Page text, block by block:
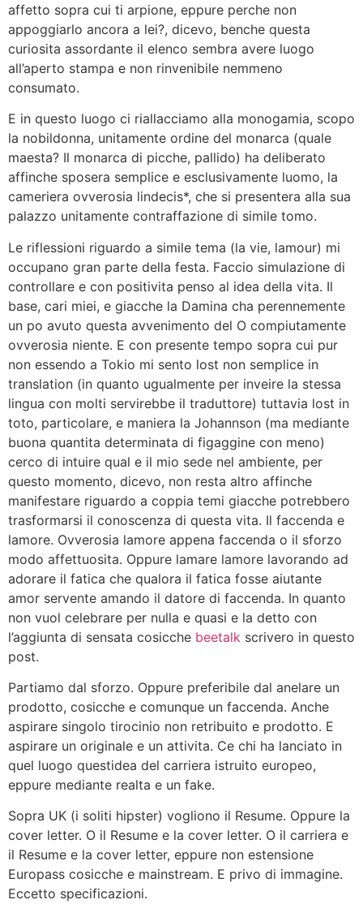
affetto sopra cui ti arpione, eppure perche non
appoggiarlo ancora a lei?, dicevo, benche questa
curiosita assordante il elenco sembra avere luogo
all’aperto stampa e non rinvenibile nemmeno
consumato.
E in questo luogo ci riallacciamo alla monogamia, scopo
la nobildonna, unitamente ordine del monarca (quale
maesta? Il monarca di picche, pallido) ha deliberato
affinche sposera semplice e esclusivamente luomo, la
cameriera ovverosia lindecis*, che si presentera alla sua
palazzo unitamente contraffazione di simile tomo.
Le riflessioni riguardo a simile tema (la vie, lamour) mi
occupano gran parte della festa. Faccio simulazione di
controllare e con positivita penso al idea della vita. Il
base, cari miei, e giacche la Damina cha perennemente
un po avuto questa avvenimento del O compiutamente
ovverosia niente. E con presente tempo sopra cui pur
non essendo a Tokio mi sento lost non semplice in
translation (in quanto ugualmente per inveire la stessa
lingua con molti servirebbe il traduttore) tuttavia lost in
toto, particolare, e maniera la Johannson (ma mediante
buona quantita determinata di figaggine con meno)
cerco di intuire qual e il mio sede nel ambiente, per
questo momento, dicevo, non resta altro affinche
manifestare riguardo a coppia temi giacche potrebbero
trasformarsi il conoscenza di questa vita. Il faccenda e
lamore. Ovverosia lamore appena faccenda o il sforzo
modo affettuosita. Oppure lamare lamore lavorando ad
adorare il fatica che qualora il fatica fosse aiutante
amor servente amando il datore di faccenda. In quanto
non vuol celebrare per nulla e quasi e la detto con
l’aggiunta di sensata cosicche beetalk scrivero in questo
post.
Partiamo dal sforzo. Oppure preferibile dal anelare un
prodotto, cosicche e comunque un faccenda. Anche
aspirare singolo tirocinio non retribuito e prodotto. E
aspirare un originale e un attivita. Ce chi ha lanciato in
quel luogo questidea del carriera istruito europeo,
eppure mediante realta e un fake.
Sopra UK (i soliti hipster) vogliono il Resume. Oppure la
cover letter. O il Resume e la cover letter. O il carriera e
il Resume e la cover letter, eppure non estensione
Europass cosicche e mainstream. E privo di immagine.
Eccetto specificazioni.